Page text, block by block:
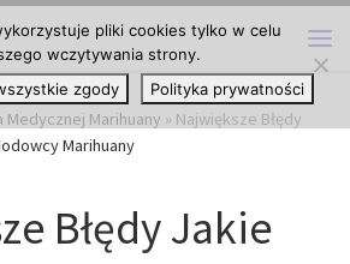
Medycznej Marihuany » Największe Błędy
Marihuany
Błędy Jakie
pliki cookies tylko w celu
wczytywania strony.
zgody Polityka prywatności